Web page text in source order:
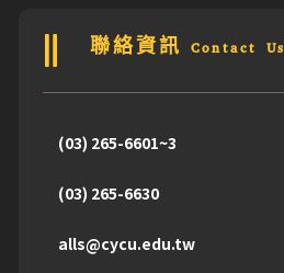
聯絡資訊 Contact Us
(03) 265-6601~3
(03) 265-6630
alls@cycu.edu.tw